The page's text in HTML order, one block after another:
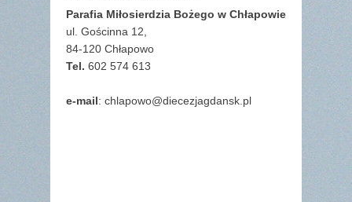
Parafia Miłosierdzia Bożego w Chłapowie
ul. Gościnna 12,
84-120 Chłapowo
Tel. 602 574 613
e-mail: chlapowo@diecezjagdansk.pl